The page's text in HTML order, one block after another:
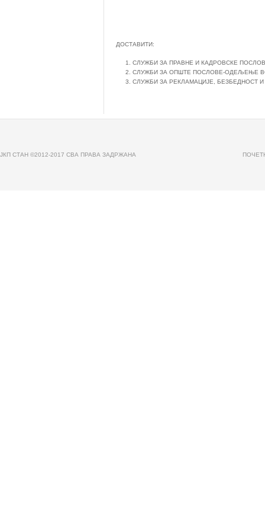
ДОСТАВИТИ:
СЛУЖБИ ЗА ПРАВНЕ И КАДРОВСКЕ
СЛУЖБИ ЗА ОПШТЕ ПОСЛОВЕ-ОДЕЉЕЊЕ
СЛУЖБИ ЗА РЕКЛАМАЦИЈЕ, БЕЗБЕДНОСТ
JКП СТАН ©2012-2017 СВА ПРАВА ЗАДРЖАНА